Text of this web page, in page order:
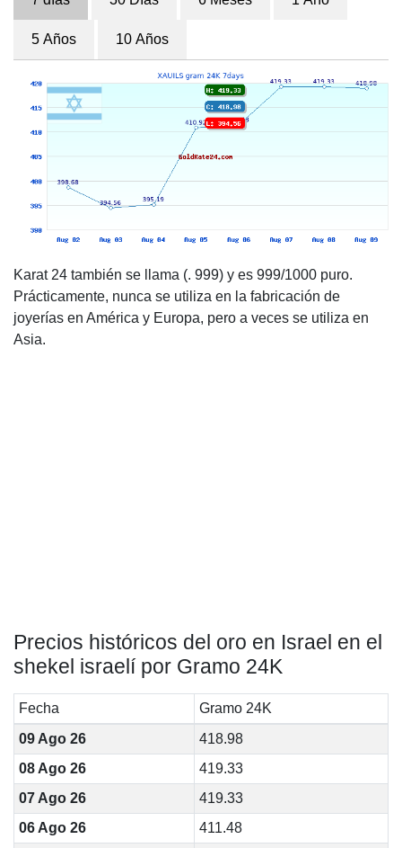
5 Años 10 Años
Karat 24 también se llama (. 999) y es 999/1000 puro.
Prácticamente, nunca se utiliza en la fabricación de
joyerías en América y Europa, pero a veces se utiliza en
Asia.
Precios históricos del oro en Israel en el
shekel israelí por Gramo 24K
Fecha
Gramo 24K
09 Ago 26
418.98
08 Ago 26
419.33
07 Ago 26
419.33
06 Ago 26
411.48